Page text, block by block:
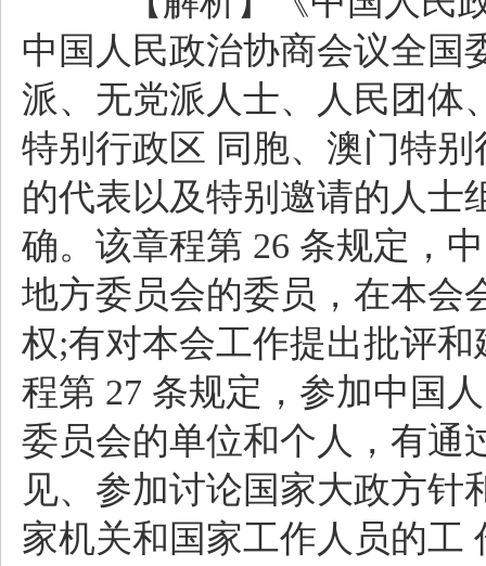
中国人民政治协商会议全国
派、无党派人士、人民团体
特别行政区 同胞、澳门特
的代表以及特别邀请的人士
确。该章程第 26 条规定，
地方委员会的委员，在本会
权;有对本会工作提出批评
程第 27 条规定，参加中国
委员会的单位和个人，有通
见、参加讨论国家大政方
家机关和国家工作人员的工